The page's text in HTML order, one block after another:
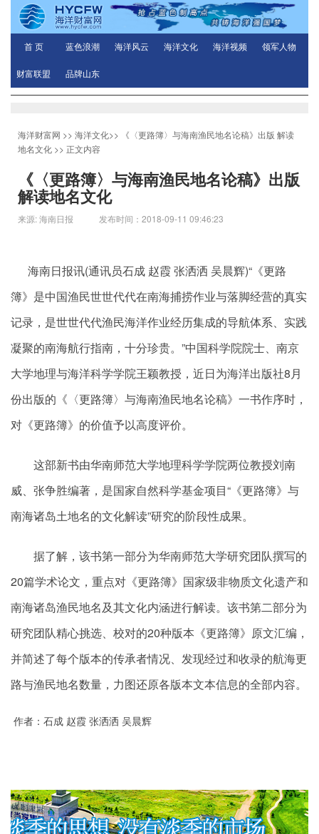
首 页 蓝色浪潮 海洋风云 海洋文化 海洋视频 领军人物
财富联盟 品牌山东
海洋财富网 >> 海洋文化>>
《〈更路簿〉与海南渔民地名论稿》出版 解读
地名文化 >> 正文内容
《〈更路簿〉与海南渔民地名论稿》出版
解读地名文化
来源: 海南日报 发布时间：2018-09-11 09:46:23
海南日报讯(通讯员石成 赵霞 张洒洒 吴晨辉)“《更路
簿》是中国渔民世世代代在南海捕捞作业与落脚经营的真实
记录，是世世代代渔民海洋作业经历集成的导航体系、实践
凝聚的南海航行指南，十分珍贵。”中国科学院院士、南京
大学地理与海洋科学学院王颖教授，近日为海洋出版社8月
份出版的《〈更路簿〉与海南渔民地名论稿》一书作序时，
对《更路簿》的价值予以高度评价。
这部新书由华南师范大学地理科学学院两位教授刘南
威、张争胜编著，是国家自然科学基金项目“《更路簿》与
南海诸岛土地名的文化解读”研究的阶段性成果。
据了解，该书第一部分为华南师范大学研究团队撰写的
20篇学术论文，重点对《更路簿》国家级非物质文化遗产和
南海诸岛渔民地名及其文化内涵进行解读。该书第二部分为
研究团队精心挑选、校对的20种版本《更路簿》原文汇编，
并简述了每个版本的传承者情况、发现经过和收录的航海更
路与渔民地名数量，力图还原各版本文本信息的全部内容。
作者：石成 赵霞 张洒洒 吴晨辉